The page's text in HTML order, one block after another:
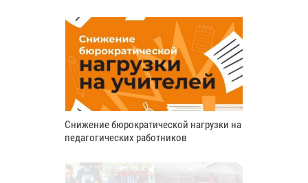
Снижение бюрократической нагрузки на
педагогических работников